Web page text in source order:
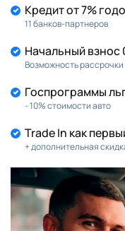
Кредит от 7%
11 банков-партнеров
Начальный взнос
Возможность рассрочки
Госпрограммы
- 10% стоимости авто
Trade In как
+ дополнительная